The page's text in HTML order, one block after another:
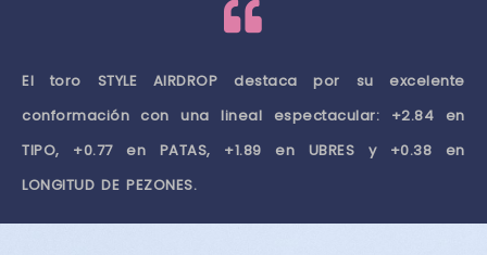
El toro STYLE AIRDROP destaca por su excelente
conformación con una lineal espectacular: +2.84 en
TIPO, +0.77 en PATAS, +1.89 en UBRES y +0.38 en
LONGITUD DE PEZONES.